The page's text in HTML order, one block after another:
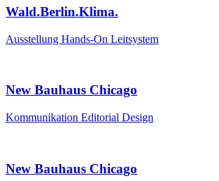
Wald.Berlin.Klima.
Ausstellung Hands-On Leitsystem
New Bauhaus Chicago
Kommunikation Editorial Design
New Bauhaus Chicago